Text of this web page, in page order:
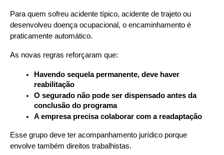
Para quem sofreu acidente típico, acidente de trajeto ou
desenvolveu doença ocupacional, o encaminhamento é
praticamente automático.
As novas regras reforçaram que:
Havendo sequela permanente, deve haver
reabilitação
O segurado não pode ser dispensado antes da
conclusão do programa
A empresa precisa colaborar com a readaptação
Esse grupo deve ter acompanhamento jurídico porque
envolve também direitos trabalhistas.